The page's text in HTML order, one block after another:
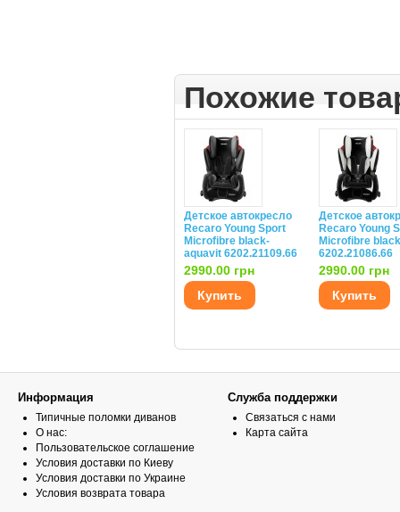
Похожие
Детское автокресло
Recaro Young Sport
Microfibre black-
aquavit 6202.21109.66
2990.00 грн
Купить
Детское
Recaro Young
Microfibre
6202.21086.66
2990.00 грн
Купить
Информация
Типичные поломки диванов
О нас:
Пользовательское соглашение
Условия доставки по Киеву
Условия доставки по Украине
Условия возврата товара
Служба поддержки
Связаться с нами
Карта сайта